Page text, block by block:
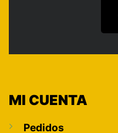
MI CUENTA
Pedidos